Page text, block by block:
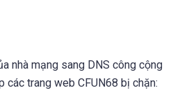
nhà mạng sang DNS công cộng
các trang web CFUN68 bị chặn: